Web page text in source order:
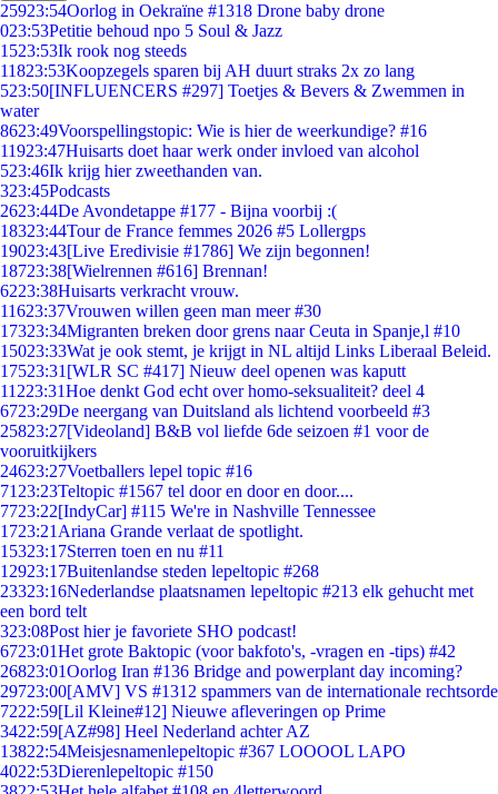
25923:54Oorlog in Oekraïne #1318 Drone baby drone
023:53Petitie behoud npo 5 Soul & Jazz
1523:53Ik rook nog steeds
11823:53Koopzegels sparen bij AH duurt straks 2x zo lang
523:50[INFLUENCERS #297] Toetjes & Bevers & Zwemmen in
water
8623:49Voorspellingstopic: Wie is hier de weerkundige? #16
11923:47Huisarts doet haar werk onder invloed van alcohol
523:46Ik krijg hier zweethanden van.
323:45Podcasts
2623:44De Avondetappe #177 - Bijna voorbij :(
18323:44Tour de France femmes 2026 #5 Lollergps
19023:43[Live Eredivisie #1786] We zijn begonnen!
18723:38[Wielrennen #616] Brennan!
6223:38Huisarts verkracht vrouw.
11623:37Vrouwen willen geen man meer #30
17323:34Migranten breken door grens naar Ceuta in Spanje,l #10
15023:33Wat je ook stemt, je krijgt in NL altijd Links Liberaal Beleid.
17523:31 [WLR SC #417] Nieuw deel openen was kaputt
11223:31Hoe denkt God echt over homo-seksualiteit? deel 4
6723:29De neergang van Duitsland als lichtend voorbeeld #3
25823:27[Videoland] B&B vol liefde 6de seizoen #1 voor de
vooruitkijkers
24623:27Voetballers lepel topic #16
71 23:23Teltopic #1567 tel door en door en door....
7723:22[IndyCar] #115 We're in Nashville Tennessee
1723:21 Ariana Grande verlaat de spotlight.
15323:17Sterren toen en nu #11
12923:17Buitenlandse steden lepeltopic #268
23323:16Nederlandse plaatsnamen lepeltopic #213 elk gehucht met
een bord telt
323:08Post hier je favoriete SHO podcast!
6723:01Het grote Baktopic (voor bakfoto's, -vragen en -tips) #42
26823:01Oorlog Iran #136 Bridge and powerplant day incoming?
29723:00[AMV] VS #1312 spammers van de internationale rechtsorde
7222:59[Lil Kleine#12] Nieuwe afleveringen op Prime
3422:59[AZ#98] Heel Nederland achter AZ
13822:54Meisjesnamenlepeltopic #367 LOOOOL LAPO
4022:53Dierenlepeltopic #150